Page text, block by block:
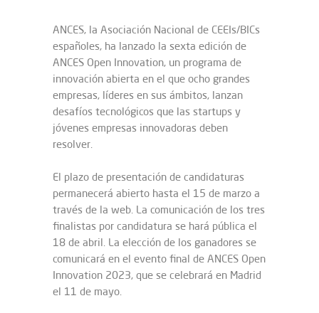
ANCES, la Asociación Nacional de CEEIs/BICs
españoles, ha lanzado la sexta edición de
ANCES Open Innovation, un programa de
innovación abierta en el que ocho grandes
empresas, líderes en sus ámbitos, lanzan
desafíos tecnológicos que las startups y
jóvenes empresas innovadoras deben
resolver.
El plazo de presentación de candidaturas
permanecerá abierto hasta el 15 de marzo a
través de la web. La comunicación de los tres
finalistas por candidatura se hará pública el
18 de abril. La elección de los ganadores se
comunicará en el evento final de ANCES Open
Innovation 2023, que se celebrará en Madrid
el 11 de mayo.